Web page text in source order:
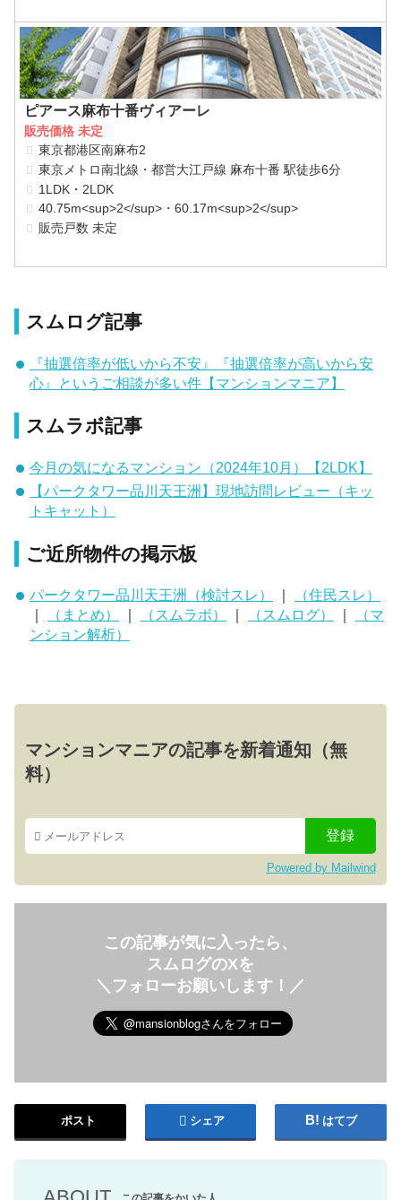
ピアース麻布十番ヴィアーレ
販売価格 未定
東京都港区南麻布2
東京メトロ南北線・都営大江戸線 麻布十番 駅徒歩6分
1LDK・2LDK
40.75m<sup>2</sup>・60.17m<sup>2</sup>
販売戸数 未定
スムログ記事
『抽選倍率が低いから不安』『抽選倍率が高いから安
心』というご相談が多い件【マンションマニア】
スムラボ記事
今月の気になるマンション（2024年10月）【2LDK】
【パークタワー品川天王洲】現地訪問レビュー（キッ
トキャット）
ご近所物件の掲示板
パークタワー品川天王洲（検討スレ） ｜
（住民スレ）
｜
（まとめ） ｜ （スムラボ） ｜ （スムログ） ｜
（マ
ンション解析）
マンションマニアの記事を新着通知（無
料）
Powered by Mailwind
この記事が気に入ったら、
スムログのXを
＼フォローお願いします！／
ポスト シェア はてブ